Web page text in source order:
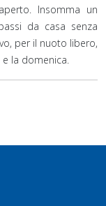
Insomma un
da casa senza
per il nuoto libero,
la domenica.